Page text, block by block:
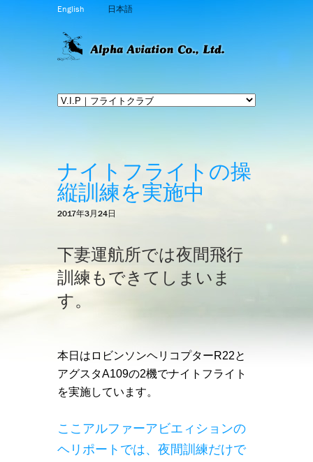
English 日本語
ナイトフライトの操
縦訓練を実施中
2017年3月24日
下妻運航所では夜間飛行
訓練もできてしまいま
す。
本日はロビンソンヘリコプターR22と
アグスタA109の2機でナイトフライト
を実施しています。
ここアルファーアビエィションの
ヘリポートでは、夜間訓練だけで